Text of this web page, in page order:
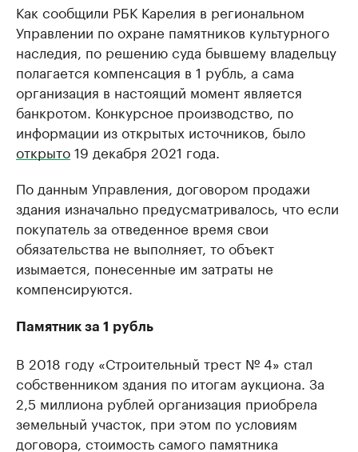
Как сообщили РБК Карелия в региональном
Управлении по охране памятников культурного
наследия, по решению суда бывшему владельцу
полагается компенсация в 1 рубль, а сама
организация в настоящий момент является
банкротом. Конкурсное производство, по
информации из открытых источников, было
открыто19 декабря 2021 года.
По данным Управления, договором продажи
здания изначально предусматривалось, что если
покупатель за отведенное время свои
обязательства не выполняет, то объект
изымается, понесенные им затраты не
компенсируются.
Памятник за 1 рубль
В 2018 году «Строительный трест № 4» стал
собственником здания по итогам аукциона. За
2,5 миллиона рублей организация приобрела
земельный участок, при этом по условиям
договора, стоимость самого памятника